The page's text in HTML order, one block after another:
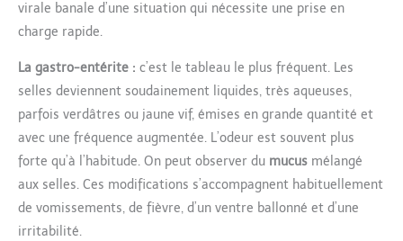
virale banale d’une situation qui nécessite une prise en
charge rapide.
La gastro-entérite : c’est le tableau le plus fréquent. Les
selles deviennent soudainement liquides, très aqueuses,
parfois verdâtres ou jaune vif, émises en grande quantité et
avec une fréquence augmentée. L’odeur est souvent plus
forte qu’à l’habitude. On peut observer du mucus mélangé
aux selles. Ces modifications s’accompagnent habituellement
de vomissements, de fièvre, d’un ventre ballonné et d’une
irritabilité.